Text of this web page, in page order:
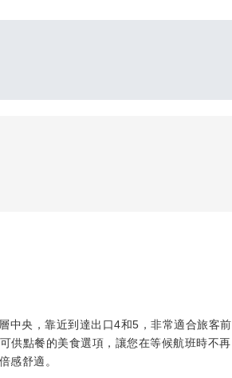
中央，靠近到達出口4和5，非常適合旅客前
供點餐的美食選項，讓您在等候航班時不再
感舒適。